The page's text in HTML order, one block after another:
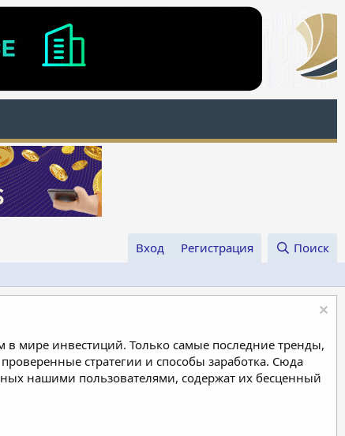
Вход Регистрация Поиск
мире инвестиций. Только самые последние тренды,
стратегии и способы заработка. Сюда
нашими пользователями, содержат их бесценный